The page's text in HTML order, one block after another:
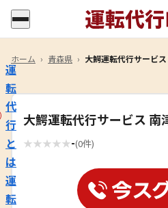
運
転
代
行
と
は
運
転
ホーム › 青森県 › 大鰐運転代行サービ
大鰐運転代行サービス 南
★★★★★-(0件)